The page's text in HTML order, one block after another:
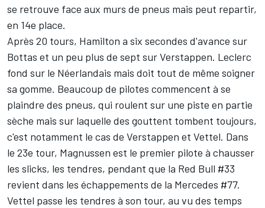
se retrouve face aux murs de pneus mais peut repartir,
en 14e place.
Après 20 tours, Hamilton a six secondes d'avance sur
Bottas et un peu plus de sept sur Verstappen. Leclerc
fond sur le Néerlandais mais doit tout de même soigner
sa gomme. Beaucoup de pilotes commencent à se
plaindre des pneus, qui roulent sur une piste en partie
sèche mais sur laquelle des gouttent tombent toujours,
c'est notamment le cas de Verstappen et Vettel. Dans
le 23e tour, Magnussen est le premier pilote à chausser
les slicks, les tendres, pendant que la Red Bull #33
revient dans les échappements de la Mercedes #77.
Vettel passe les tendres à son tour, au vu des temps